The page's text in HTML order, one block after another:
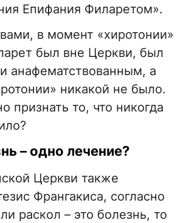
Епифания Филаретом».
в момент «хиротонии»
был вне Церкви, был
анафематствованным, а
никакой не было.
признать то, что никогда
– одно лечение?
Церкви также
Франгакиса, согласно
раскол – это болезнь, то